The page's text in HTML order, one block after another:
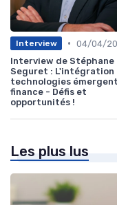
Interview • 04/04/
Interview de Stéphane
Seguret : L'intégration
technologies
finance - Défis et
opportunités !
Les plus lus